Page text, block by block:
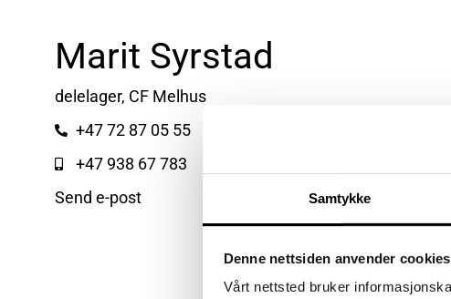
Samtykke
Denne nettsiden anvender cookies
Vårt nettsted bruker
Marit Syrstad
delelager, CF Melhus
+47 72 87 05 55
+47 938 67 783
Send e-post